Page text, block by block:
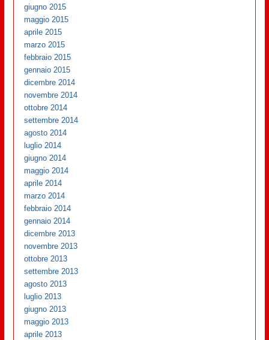
giugno 2015
maggio 2015
aprile 2015
marzo 2015
febbraio 2015
gennaio 2015
dicembre 2014
novembre 2014
ottobre 2014
settembre 2014
agosto 2014
luglio 2014
giugno 2014
maggio 2014
aprile 2014
marzo 2014
febbraio 2014
gennaio 2014
dicembre 2013
novembre 2013
ottobre 2013
settembre 2013
agosto 2013
luglio 2013
giugno 2013
maggio 2013
aprile 2013